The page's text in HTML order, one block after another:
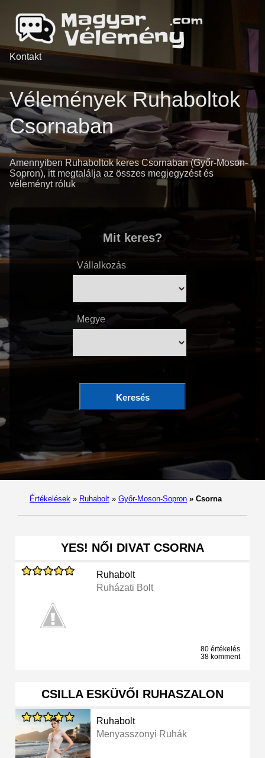
Kontakt
Vélemények Ruhaboltok
Csornaban
Amennyiben Ruhaboltok keres Csornaban (Győr-Moson-
Sopron), itt megtalálja az összes megjegyzést és
véleményt róluk
Mit keres?
Vállalkozás
Megye
Keresés
Értékelések » Ruhabolt » Győr-Moson-Sopron » Csorna
YES! NŐI DIVAT CSORNA
Ruhabolt
Ruházati Bolt
80 értékelés
38 komment
CSILLA ESKÜVŐI RUHASZALON
Ruhabolt
Menyasszonyi Ruhák